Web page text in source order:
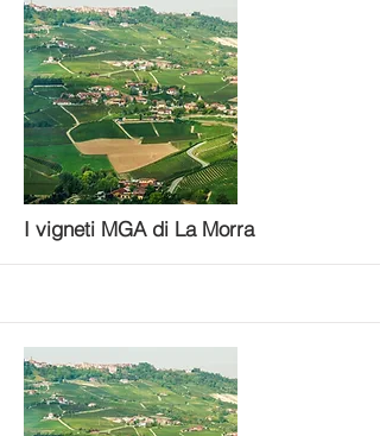
More
I vigneti MGA di La Morra